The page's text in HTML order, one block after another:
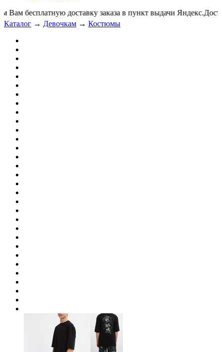
бесплатную доставку заказа в пункт выдачи
Каталог → Девочкам → Костюмы